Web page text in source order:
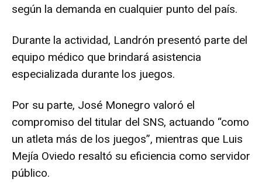
según la demanda en cualquier punto del país.
Durante la actividad, Landrón presentó parte del
equipo médico que brindará asistencia
especializada durante los juegos.
Por su parte, José Monegro valoró el
compromiso del titular del SNS, actuando “como
un atleta más de los juegos”, mientras que Luis
Mejía Oviedo resaltó su eficiencia como servidor
público.